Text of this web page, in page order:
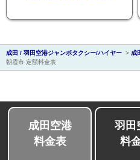
成田 / 羽田空港ジャンボタクシー/ハイヤー > 成
朝霞市 定額料金表
成田空港
料金表
羽田
料